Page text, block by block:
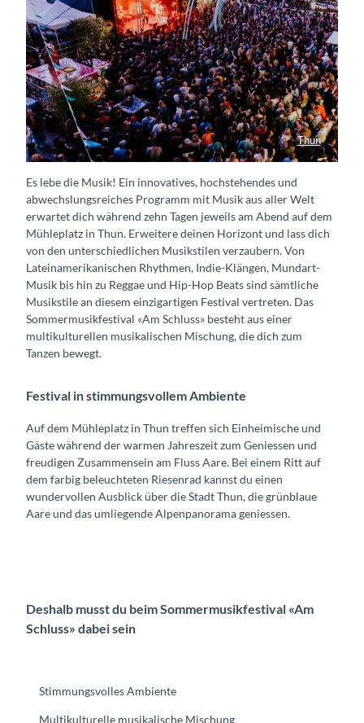
Thun
Am Schluss Sommer Festival
Es lebe die Musik! Ein innovatives, hochstehendes und
abwechslungsreiches Programm mit Musik aus aller Welt
erwartet dich während zehn Tagen jeweils am Abend auf dem
Mühleplatz in Thun. Erweitere deinen Horizont und lass dich
von den unterschiedlichen Musikstilen verzaubern. Von
Lateinamerikanischen Rhythmen, Indie-Klängen, Mundart-
Musik bis hin zu Reggae und Hip-Hop Beats sind sämtliche
Musikstile an diesem einzigartigen Festival vertreten. Das
Sommermusikfestival «Am Schluss» besteht aus einer
multikulturellen musikalischen Mischung, die dich zum
Tanzen bewegt.
Festival in stimmungsvollem Ambiente
Auf dem Mühleplatz in Thun treffen sich Einheimische und
Gäste während der warmen Jahreszeit zum Geniessen und
freudigen Zusammensein am Fluss Aare. Bei einem Ritt auf
dem farbig beleuchteten Riesenrad kannst du einen
wundervollen Ausblick über die Stadt Thun, die grünblaue
Aare und das umliegende Alpenpanorama geniessen.
Deshalb musst du beim Sommermusikfestival «Am
Schluss» dabei sein
Stimmungsvolles Ambiente
Multikulturelle musikalische Mischung